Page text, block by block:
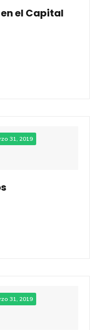
el Capital
31, 2019
31, 2019